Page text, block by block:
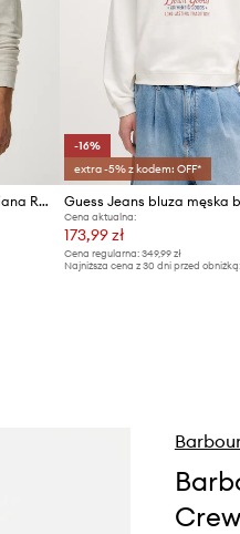
Barbour bluza męska bawełniana Ravensworth
-16%
extra -5% z kodem: OFF*
Cena aktualna:
173,99 zł
Cena regularna: 349,99 zł
Najniższa cena z 30 dni przed obniżką: